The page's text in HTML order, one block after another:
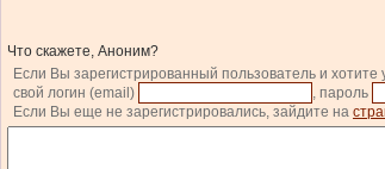
Что скажете, Аноним?
Если Вы зарегистрированный пользователь и хотите
свой логин (email)
, пароль
Если Вы еще не зарегистрировались, зайдите на